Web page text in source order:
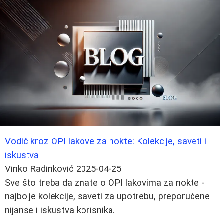
Vodič kroz OPI lakove za nokte: Kolekcije, saveti i
iskustva
Vinko Radinković 2025-04-25
Sve što treba da znate o OPI lakovima za nokte -
najbolje kolekcije, saveti za upotrebu, preporučene
nijanse i iskustva korisnika.